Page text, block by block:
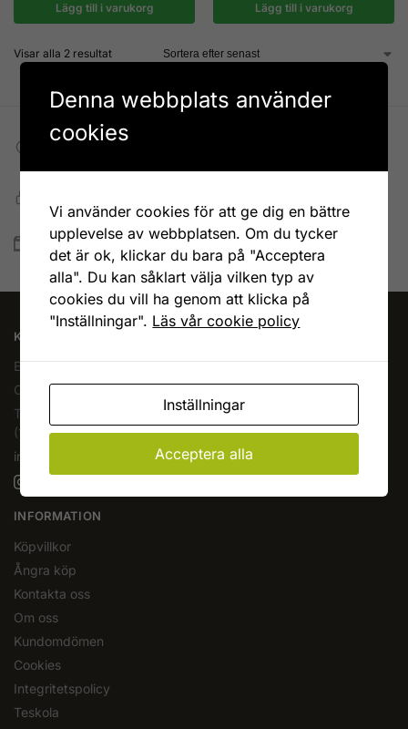
Lägg till i varukorg Lägg till i varukorg
Visar alla 2 resultat
Fri frakt till DHL ombud
Betala allt direkt eller lite i taget med Walley
Snabb leverans
Lagervaror skickas vanligtvis inom 1-4 vardagar
KAFFEOCHTE.SE
En del av Novodesign AB
Org.nr. 556790-1235
Tel.
(10-17 mån-fre)
info@kaffeochte.se
INFORMATION
Köpvillkor
Ångra köp
Kontakta oss
Om oss
Kundomdömen
Cookies
Integritetspolicy
Teskola
Denna webbplats använder
cookies
Vi använder cookies för att ge dig en bättre
upplevelse av webbplatsen. Om du tycker
det är ok, klickar du bara på "Acceptera
alla". Du kan såklart välja vilken typ av
cookies du vill ha genom att klicka på
"Inställningar". Läs vår cookie policy
Inställningar
Acceptera alla